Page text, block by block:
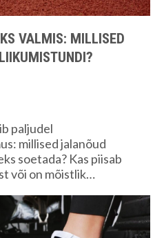
VALMIS: MILLISED
paljudel
millised jalanõud
soetada? Kas piisab
või on mõistlik…